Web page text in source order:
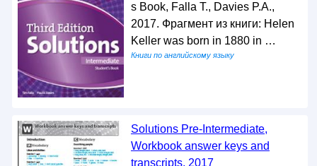
s Book, Falla T., Davies P.A.,
2017. Фрагмент из книги: Helen
Keller was born in 1880 in …
Книги по английскому языку
Solutions Pre-Intermediate,
Workbook answer keys and
transcripts, 2017